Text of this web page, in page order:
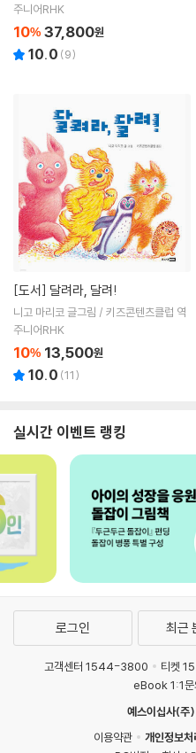
주니어RHK
10% 37,800원
10.0 (9)
[도서] 달려라, 달려!
니고 마리코 글그림 / 키즈콘텐츠클럽 역
주니어RHK
10% 13,500원
10.0 (11)
실시간 이벤트 랭킹
로그인 최근
고객센터 1544-3800 티켓
eBook 1:1문
예스이십사(주
이용약관
개인정보처